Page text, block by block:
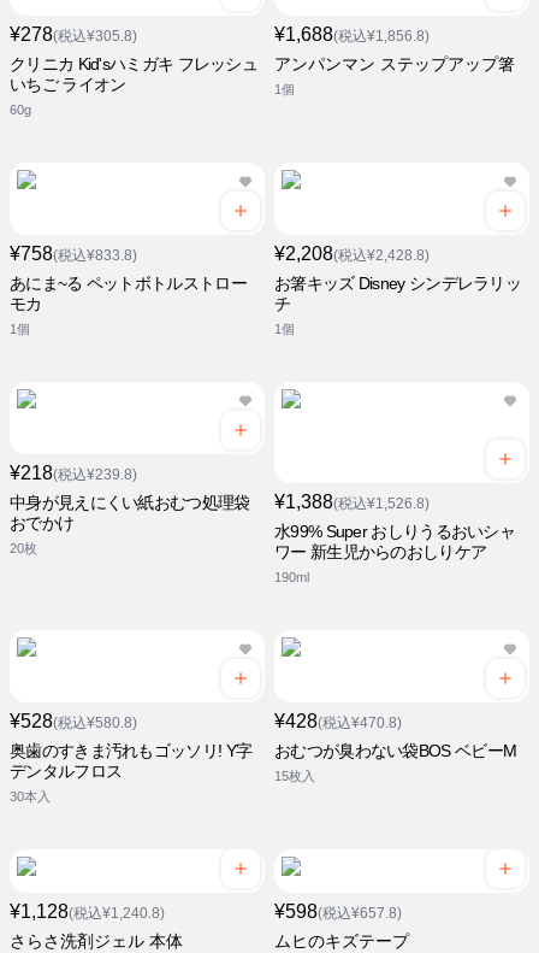
¥278(税込¥305.8)
クリニカ Kid'sハミガキ フレッシュ
いちご ライオン
60g
¥1,688(税込¥1,856.8)
アンパンマン ステップアップ箸
1個
¥758(税込¥833.8)
あにま~る ペットボトルストロー
モカ
1個
¥2,208(税込¥2,428.8)
お箸キッズ Disney シンデレラリッ
チ
1個
¥218(税込¥239.8)
中身が見えにくい紙おむつ処理袋
おでかけ
20枚
¥1,388(税込¥1,526.8)
水99% Super おしりうるおいシャ
ワー 新生児からのおしりケア
190ml
¥528(税込¥580.8)
奥歯のすきま汚れもゴッソリ! Y字
デンタルフロス
30本入
¥428(税込¥470.8)
おむつが臭わない袋BOS ベビーM
15枚入
¥1,128(税込¥1,240.8)
さらさ洗剤ジェル 本体
¥598(税込¥657.8)
ムヒのキズテープ